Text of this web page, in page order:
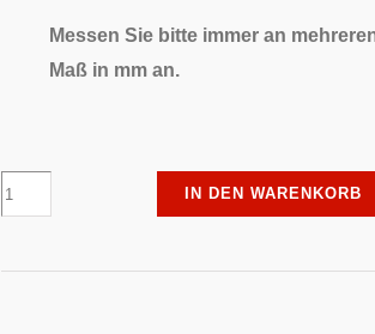
Messen Sie bitte immer an
Maß in mm an.
Erkelenz
-
IN DEN WARENKORB